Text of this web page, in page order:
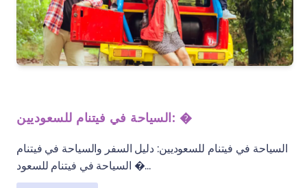
السياحة في فيتنام للسعوديين: �
السياحة في فيتنام للسعوديين: دليل السفر والسياحة في فيتنام
السياحة في فيتنام للسعود�...